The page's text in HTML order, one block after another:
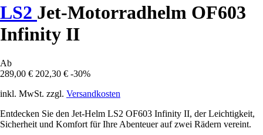
LS2 Jet-Motorradhelm OF603
Infinity II
Ab
289,00 € 202,30 € -30%
inkl. MwSt. zzgl. Versandkosten
Entdecken Sie den Jet-Helm LS2 OF603 Infinity II, der Leichtigkeit,
Sicherheit und Komfort für Ihre Abenteuer auf zwei Rädern vereint.